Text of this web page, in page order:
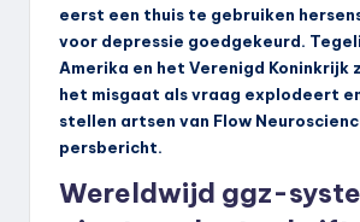
eerst een thuis te gebruiken
voor depressie goedgekeurd.
Amerika en het Verenigd Koninkrijk
het misgaat als vraag explodeert
stellen artsen van Flow
persbericht.
Wereldwijd ggz-